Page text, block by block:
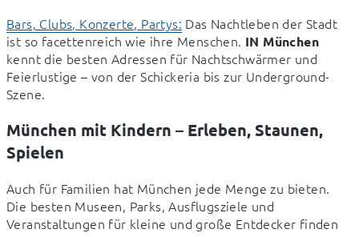
Bars, Clubs, Konzerte, Partys: Das Nachtleben der Stadt
ist so facettenreich wie ihre Menschen. IN München
kennt die besten Adressen für Nachtschwärmer und
Feierlustige – von der Schickeria bis zur Underground-
Szene.
München mit Kindern – Erleben, Staunen,
Spielen
Auch für Familien hat München jede Menge zu bieten.
Die besten Museen, Parks, Ausflugsziele und
Veranstaltungen für kleine und große Entdecker finden